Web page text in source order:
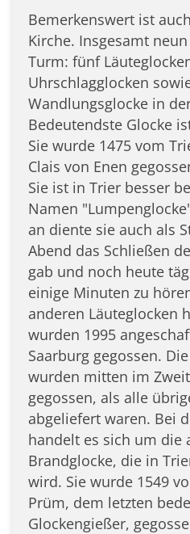
Bemerkenswert ist
Kirche. Insgesamt
Turm: fünf
Uhrschlagglocken
Wandlungsglocke in
Bedeutendste Glocke
Sie wurde 1475 vom
Clais von Enen
Sie ist in Trier besser
Namen
an diente sie auch als
Abend das Schließen
gab und noch heute
einige Minuten zu
anderen Läuteglocken
wurden 1995
Saarburg gegossen.
wurden mitten im
gegossen, als alle
abgeliefert waren. Bei
handelt es sich um die
Brandglocke, die in
wird. Sie wurde 1549
Prüm, dem letzten
Glockengießer,